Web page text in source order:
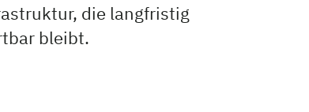
die langfristig
bleibt.